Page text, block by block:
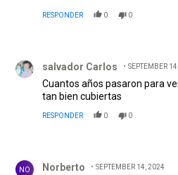
mano y si fallan o el rival
cuesta defender sobretodo
camino, trabajar, alentar, tener
CREER!
RESPONDER 0 0
salvador Carlos SEPTEMBER
Cuantos años pasaron para
tan bien cubiertas
RESPONDER 0 0
NO Norberto SEPTEMBER 14, 2024